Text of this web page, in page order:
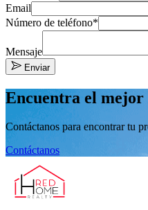
Email
Número de teléfono*
Mensaje
Enviar
Encuentra el
Contáctanos para encontrar tu
Contáctanos